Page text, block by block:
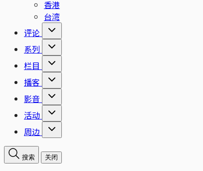
香港
台湾
评论
系列
栏目
播客
影音
活动
周边
搜索 关闭